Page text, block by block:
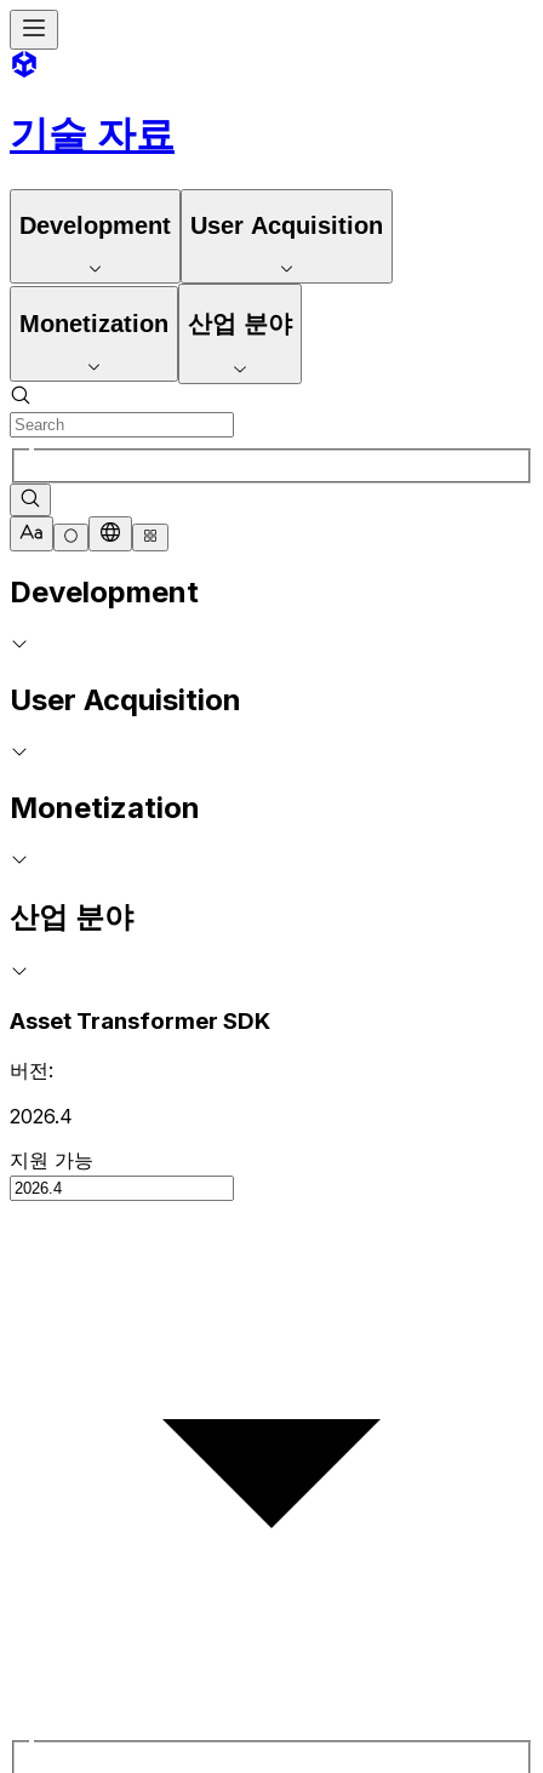
기술 자료
Development User Acquisition
Monetization 산업 분야
Development
User Acquisition
Monetization
산업 분야
Asset Transformer SDK
버전:
2026.4
지원 가능